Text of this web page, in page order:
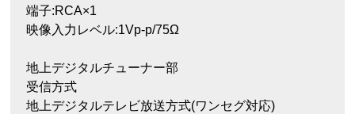
端子:RCA×1
映像入力レベル:1Vp-p/75Ω
地上デジタルチューナー部
受信方式
地上デジタルテレビ放送方式(ワンセグ対応)